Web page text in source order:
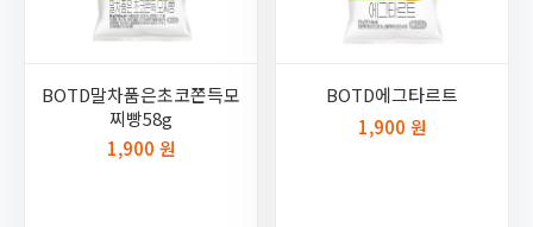
BOTD말차품은초코쫀득모
찌빵58g
1,900 원
BOTD에그타르트
1,900 원